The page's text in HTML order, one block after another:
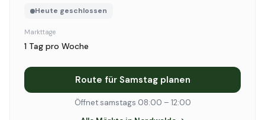
Heute geschlossen
Markttage
1 Tag pro Woche
Route für Samstag planen
Öffnet samstags 08:00 – 12:00